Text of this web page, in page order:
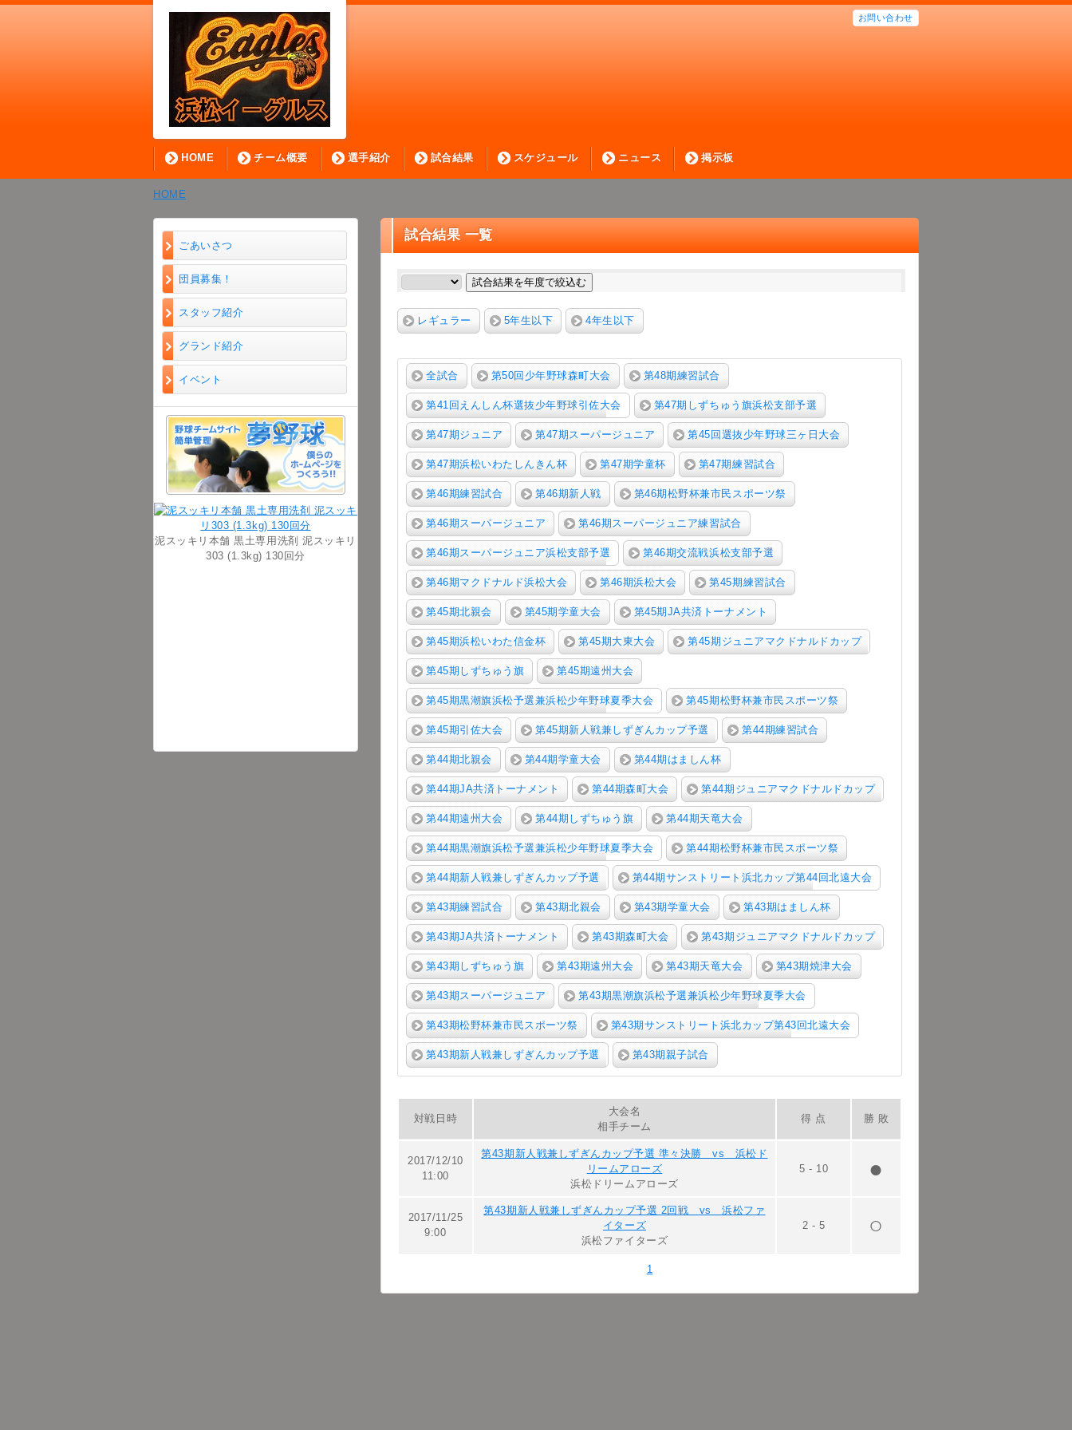
お問い合わせ
HOME チーム概要 選手紹介 試合結果 スケジュール ニュース 掲示板
HOME
ごあいさつ
団員募集！
スタッフ紹介
グランド紹介
イベント
泥スッキリ本舗 黒土専用洗剤 泥スッキリ
303 (1.3kg) 130回分
試合結果 一覧
試合結果を年度で絞込む
レギュラー 5年生以下 4年生以下
全試合 第50回少年野球森町大会 第48期練習試合
第41回えんしん杯選抜少年野球引佐大会 第47期しずちゅう旗浜松支部予選
第47期ジュニア 第47期スーパージュニア 第45回選抜少年野球三ヶ日大会
第47期浜松いわたしんきん杯 第47期学童杯 第47期練習試合
第46期練習試合 第46期新人戦 第46期松野杯兼市民スポーツ祭
第46期スーパージュニア 第46期スーパージュニア練習試合
第46期スーパージュニア浜松支部予選 第46期交流戦浜松支部予選
第46期マクドナルド浜松大会 第46期浜松大会 第45期練習試合
第45期北親会 第45期学童大会 第45期JA共済トーナメント
第45期浜松いわた信金杯 第45期大東大会 第45期ジュニアマクドナルドカップ
第45期しずちゅう旗 第45期遠州大会
第45期黒潮旗浜松予選兼浜松少年野球夏季大会 第45期松野杯兼市民スポーツ祭
第45期引佐大会 第45期新人戦兼しずぎんカップ予選 第44期練習試合
第44期北親会 第44期学童大会 第44期はましん杯
第44期JA共済トーナメント 第44期森町大会 第44期ジュニアマクドナルドカップ
第44期遠州大会 第44期しずちゅう旗 第44期天竜大会
第44期黒潮旗浜松予選兼浜松少年野球夏季大会 第44期松野杯兼市民スポーツ祭
第44期新人戦兼しずぎんカップ予選 第44期サンストリート浜北カップ第44回北遠大会
第43期練習試合 第43期北親会 第43期学童大会 第43期はましん杯
第43期JA共済トーナメント 第43期森町大会 第43期ジュニアマクドナルドカップ
第43期しずちゅう旗 第43期遠州大会 第43期天竜大会 第43期焼津大会
第43期スーパージュニア 第43期黒潮旗浜松予選兼浜松少年野球夏季大会
第43期松野杯兼市民スポーツ祭 第43期サンストリート浜北カップ第43回北遠大会
第43期新人戦兼しずぎんカップ予選 第43期親子試合
対戦日時
大会名
相手チーム
得 点 勝 敗
2017/12/10
11:00
第43期新人戦兼しずぎんカップ予選 準々決勝 vs 浜松ド
リームアローズ
浜松ドリームアローズ
5 - 10
2017/11/25
9:00
第43期新人戦兼しずぎんカップ予選 2回戦 vs 浜松ファ
イターズ
浜松ファイターズ
2 - 5
1